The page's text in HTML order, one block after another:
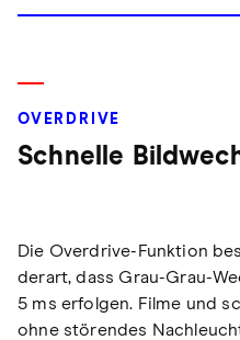
OVERDRIVE
Schnelle
Die Overdrive-Funktion
derart, dass Grau-Grau-
5 ms erfolgen. Filme und
ohne störendes